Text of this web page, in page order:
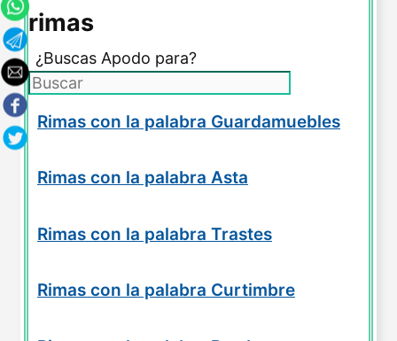
rimas
¿Buscas Apodo para?
Rimas con la palabra Guardamuebles
Rimas con la palabra Asta
Rimas con la palabra Trastes
Rimas con la palabra Curtimbre